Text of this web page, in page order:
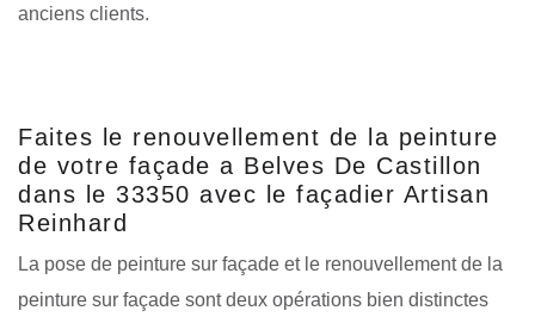
anciens clients.
Faites le renouvellement de la peinture
de votre façade a Belves De Castillon
dans le 33350 avec le façadier Artisan
Reinhard
La pose de peinture sur façade et le renouvellement de la
peinture sur façade sont deux opérations bien distinctes